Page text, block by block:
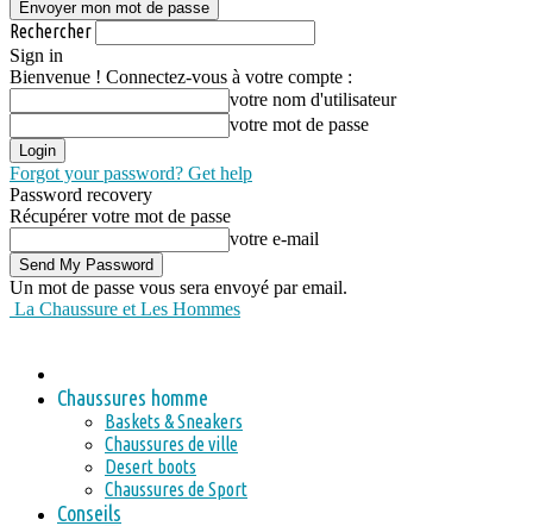
Rechercher
Sign in
Bienvenue ! Connectez-vous à votre compte :
votre nom d'utilisateur
votre mot de passe
Forgot your password? Get help
Password recovery
Récupérer votre mot de passe
votre e-mail
Un mot de passe vous sera envoyé par email.
La Chaussure et Les Hommes
Chaussures homme
Baskets & Sneakers
Chaussures de ville
Desert boots
Chaussures de Sport
Conseils